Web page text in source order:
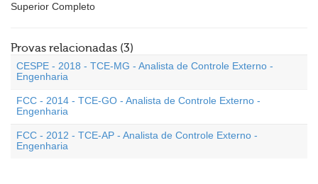
Superior Completo
Provas relacionadas (3)
CESPE - 2018 - TCE-MG - Analista de Controle Externo -
Engenharia
FCC - 2014 - TCE-GO - Analista de Controle Externo -
Engenharia
FCC - 2012 - TCE-AP - Analista de Controle Externo -
Engenharia